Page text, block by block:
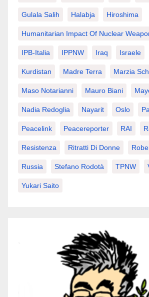
Gulala Salih Halabja Hiroshima
Humanitarian Impact Of Nuclear
IPB-Italia IPPNW Iraq Israele
Kurdistan Madre Terra Marzia
Maso Notarianni Mauro Biani
Nadia Redoglia Nayarit Oslo
Peacelink Peacereporter RAI
Resistenza Ritratti Di Donne
Russia Stefano Rodotà TPNW
Yukari Saito